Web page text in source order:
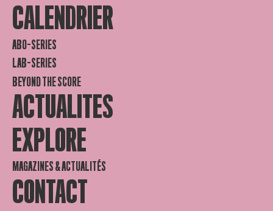
CALENDRIER
ABO-SERIES
LAB-SERIES
BEYOND THE SCORE
ACTUALITES
EXPLORE
MAGAZINES & ACTUALITÉS
CONTACT